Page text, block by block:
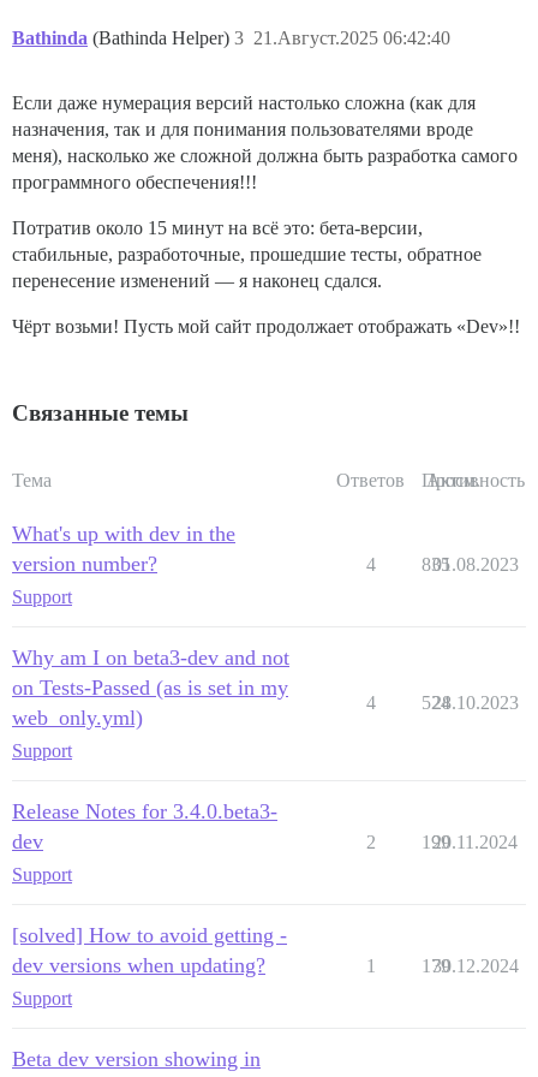
Bathinda (Bathinda Helper) 21.Август.2025 06:42:40
3
Если даже нумерация версий настолько сложна (как для
назначения, так и для понимания пользователями вроде
меня), насколько же сложной должна быть разработка самого
программного обеспечения!!!
Потратив около 15 минут на всё это: бета-версии,
стабильные, разработочные, прошедшие тесты, обратное
перенесение изменений — я наконец сдался.
Чёрт возьми! Пусть мой сайт продолжает отображать «Dev»!!
Связанные темы
Тема Ответов Просм.
Активность
What's up with dev in the
version number?
Support
4 835
01.08.2023
Why am I on beta3-dev and not
on Tests-Passed (as is set in my
web_only.yml)
Support
4 524
28.10.2023
Release Notes for 3.4.0.beta3-
dev
Support
2 199
20.11.2024
[solved] How to avoid getting -
dev versions when updating?
Support
1 179
30.12.2024
Beta dev version showing in